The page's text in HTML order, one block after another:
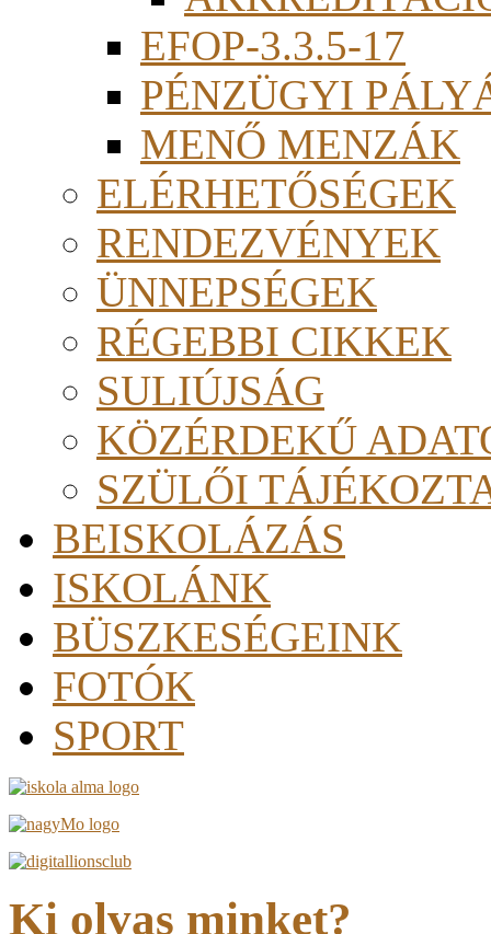
EFOP-3.3.5-17
PÉNZÜGYI
MENŐ MENZÁK
ELÉRHETŐSÉGEK
RENDEZVÉNYEK
ÜNNEPSÉGEK
RÉGEBBI CIKKEK
SULIÚJSÁG
KÖZÉRDEKŰ
SZÜLŐI
BEISKOLÁZÁS
ISKOLÁNK
BÜSZKESÉGEINK
FOTÓK
SPORT
Ki olvas minket?